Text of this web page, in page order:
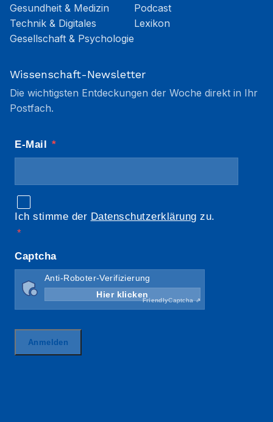
Gesundheit & Medizin
Technik & Digitales
Gesellschaft & Psychologie
Podcast
Lexikon
Wissenschaft-Newsletter
Die wichtigsten Entdeckungen der Woche direkt in Ihr
Postfach.